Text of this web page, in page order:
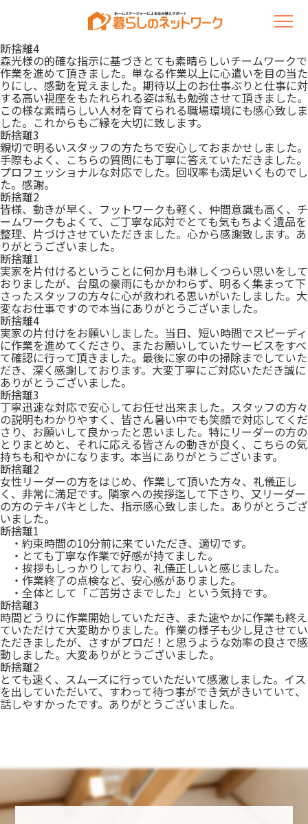
断捨離4
森光様の的確な指示に基づきとても素晴らしいチームワークで
作業を進めて頂きました。単なる作業以上に心遣いを目の当た
りにし、感動を覚えました。期待以上のお仕事ぶりと仕事に対
する高い視座をもたれられる姿は私も勉強させて頂きました。
この様な素晴らしい人材を育てられる職場環境にも感心致しま
した。これからもご縁を大切に致します。
断捨離3
親切で明るいスタッフの方たちで安心しておまかせしました。
手際もよく、こちらの質問にも丁寧に答えていただきました。
プロフェッショナルな対応でした。回収率も満足いくものでし
た。感謝。
断捨離2
皆様、動きが早く、フットワークも軽く、仲間意識も高く、チ
ームワークもよくて、ご丁寧な応対でとても気もちよく遺品を
整理、片づけさせていただきました。心から感謝致します。あ
りがとうございました。
断捨離1
実家を片付けるということに何か月も淋しくつらい思いをして
おりましたが、台風の豪雨にもかかわらず、明るく集まって下
さったスタッフの方々に心が救われる思いがいたしました。大
変なお仕事ですので本当にありがとうございました。
断捨離4
実家の片付けをお願いしました。当日、短い時間でスピーディ
に作業を進めてくださり、またお願いしていたサービスをすべ
て確認に行って頂きました。最後に家の中の掃除までしていた
だき、深く感謝しております。大変丁寧にご対応いただき誠に
ありがとうございました。
断捨離3
丁寧迅速な対応で安心してお任せ出来ました。スタッフの方々
の説明もわかりやすく、皆さん暑い中でも笑顔で対応してくだ
さり、お願いして良かったと思いました。特にリーダーの方の
とりまとめと、それに応える皆さんの動きが良く、こちらの気
持ちも和やかになります。本当にありがとうございます。
断捨離2
女性リーダーの方をはじめ、作業して頂いた方々、礼儀正し
く、非常に満足です。隣家への挨拶迄して下さり、又リーダー
の方のテキパキとした、指示感心致しました。ありがとうござ
いました。
断捨離1
・約束時間の10分前に来ていただき、適切です。
・とても丁寧な作業で好感が持てました。
・挨拶もしっかりしており、礼儀正しいと感じました。
・作業終了の点検など、安心感がありました。
・全体として「ご苦労さまでした」という気持です。
断捨離3
時間どうりに作業開始していただき、また速やかに作業も終え
ていただけて大変助かりました。作業の様子も少し見させてい
ただきましたが、さすがプロだ！と思うような効率の良さで感
動しました。大変ありがとうございました。
断捨離2
とても速く、スムーズに行っていただいて感激しました。イス
を出していただいて、すわって待つ事ができ気がきいていて、
話しやすかったです。ありがとうございました。